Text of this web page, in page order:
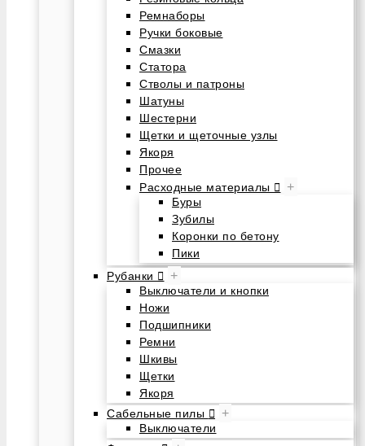
Ремнаборы
Ручки боковые
Смазки
Статора
Стволы и патроны
Шатуны
Шестерни
Щетки и щеточные узлы
Якоря
Прочее
Расходные материалы
+
Буры
Зубилы
Коронки по бетону
Пики
Рубанки
+
Выключатели и кнопки
Ножи
Подшипники
Ремни
Шкивы
Щетки
Якоря
Сабельные пилы
+
Выключатели